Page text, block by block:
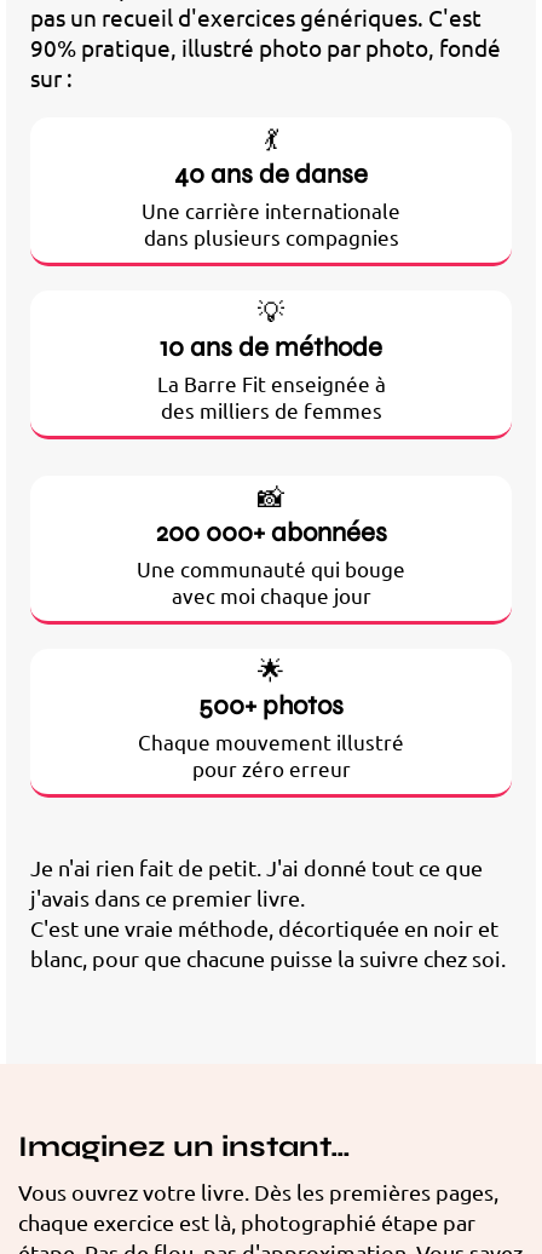
pas un recueil d'exercices génériques. C'est
90% pratique, illustré photo par photo, fondé
sur :
💃
40 ans de danse
Une carrière internationale
dans plusieurs compagnies
💡
10 ans de méthode
La Barre Fit enseignée à
des milliers de femmes
📸
200 000+ abonnées
Une communauté qui bouge
avec moi chaque jour
🌟
500+ photos
Chaque mouvement illustré
pour zéro erreur
Je n'ai rien fait de petit. J'ai donné tout ce que
j'avais dans ce premier livre.
C'est une vraie méthode, décortiquée en noir et
blanc, pour que chacune puisse la suivre chez soi.
Imaginez un instant…
Vous ouvrez votre livre. Dès les premières pages,
chaque exercice est là, photographié étape par